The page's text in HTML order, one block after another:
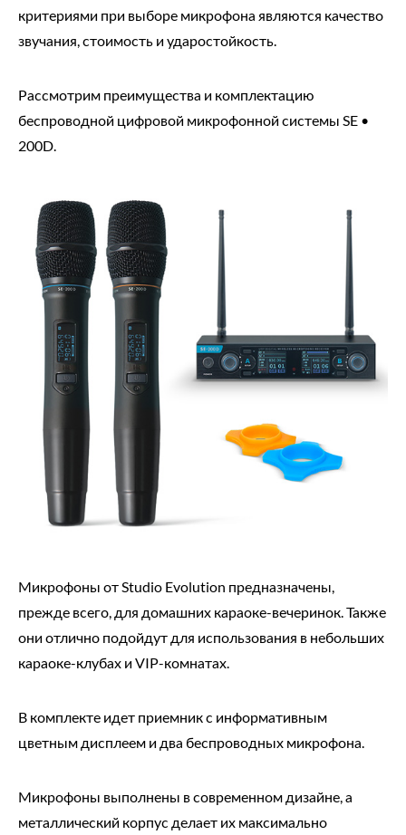
критериями при выборе микрофона являются качество
звучания, стоимость и ударостойкость.
Рассмотрим преимущества и комплектацию
беспроводной цифровой микрофонной системы SE •
200D.
Микрофоны от Studio Evolution предназначены,
прежде всего, для домашних караоке-вечеринок. Также
они отлично подойдут для использования в небольших
караоке-клубах и VIP-комнатах.
В комплекте идет приемник с информативным
цветным дисплеем и два беспроводных микрофона.
Микрофоны выполнены в современном дизайне, а
металлический корпус делает их максимально